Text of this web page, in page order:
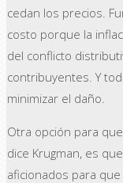
cedan los precios.
costo porque la
del conflicto
contribuyentes. Y
minimizar el daño.
Otra opción para
dice Krugman, es
aficionados para